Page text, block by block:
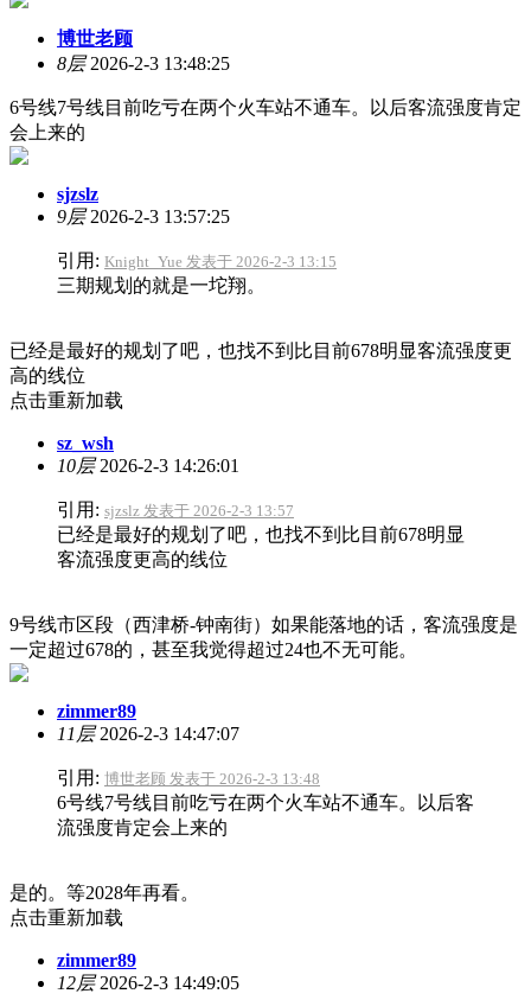
博世老顾
8层2026-2-3 13:48:25
6号线7号线目前吃亏在两个火车站不通车。以后客流强度肯定
会上来的
sjzslz
9层2026-2-3 13:57:25
引用: Knight_Yue 发表于 2026-2-3 13:15
三期规划的就是一坨翔。
已经是最好的规划了吧，也找不到比目前678明显客流强度更
高的线位
点击重新加载
sz_wsh
10层2026-2-3 14:26:01
引用: sjzslz 发表于 2026-2-3 13:57
已经是最好的规划了吧，也找不到比目前678明显
客流强度更高的线位
9号线市区段（西津桥-钟南街）如果能落地的话，客流强度是
一定超过678的，甚至我觉得超过24也不无可能。
zimmer89
11层2026-2-3 14:47:07
引用: 博世老顾 发表于 2026-2-3 13:48
6号线7号线目前吃亏在两个火车站不通车。以后客
流强度肯定会上来的
是的。等2028年再看。
点击重新加载
zimmer89
12层2026-2-3 14:49:05